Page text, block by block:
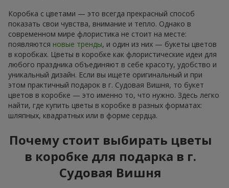
Коробка с цветами — это всегда прекрасный способ
показать свои чувства, внимание и тепло. Однако в
современном мире флористика не стоит на месте:
появляются новые тренды, и один из них — букеты цветов
в коробках. Цветы в коробке как флористические идеи для
любого праздника объединяют в себе красоту, удобство и
уникальный дизайн. Если вы ищете оригинальный и при
этом практичный подарок в г. Судовая Вишня, то букет
цветов в коробке — это именно то, что нужно. Здесь легко
найти, где купить цветы в коробке в разных форматах:
шляпных, квадратных или в форме сердца.
Почему стоит выбирать цветы
в коробке для подарка в г.
Судовая Вишня